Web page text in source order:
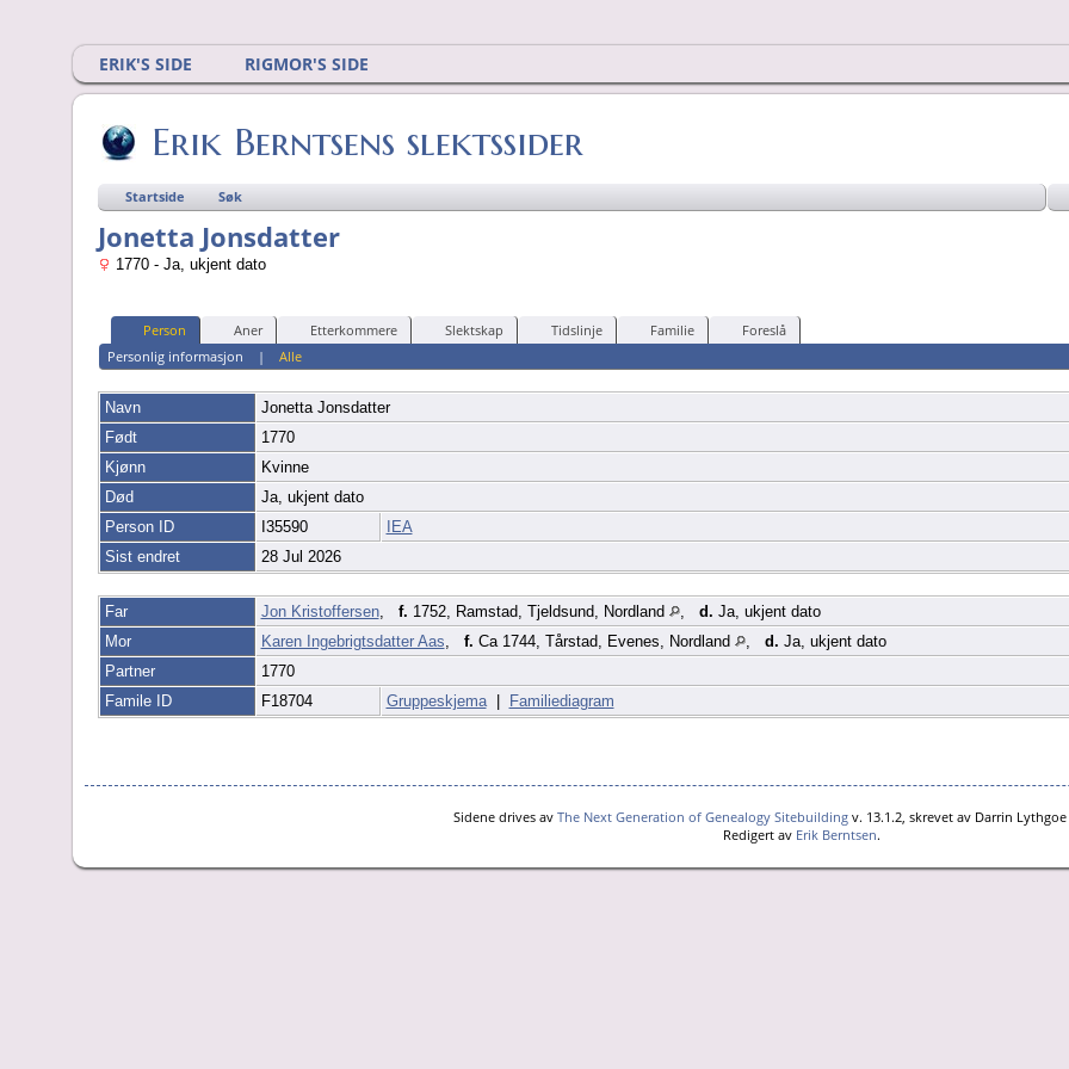
ERIK'S SIDE RIGMOR'S SIDE
Erik Berntsens slektssider
Startside Søk
Jonetta Jonsdatter
1770 - Ja, ukjent dato
Person Aner Etterkommere Slektskap Tidslinje Familie
Foreslå
Personlig informasjon |Alle
Navn Jonetta Jonsdatter
Født
1770
Kjønn
Kvinne
Død
Ja, ukjent dato
Person ID
I35590
IEA
Sist endret
28 Jul 2026
Far Jon Kristoffersen, f. 1752, Ramstad, Tjeldsund, Nordland , d. Ja, ukjent dato
Mor
Karen Ingebrigtsdatter Aas, f. Ca 1744, Tårstad, Evenes, Nordland , d. Ja, ukjent dato
Partner
1770
Famile ID
F18704 Gruppeskjema| Familiediagram
Sidene drives av The Next Generation of Genealogy Sitebuilding v. 13.1.2, skrevet av Darrin
Redigert av Erik Berntsen.